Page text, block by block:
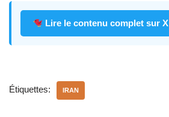
Lire le contenu complet sur X
Étiquettes: IRAN